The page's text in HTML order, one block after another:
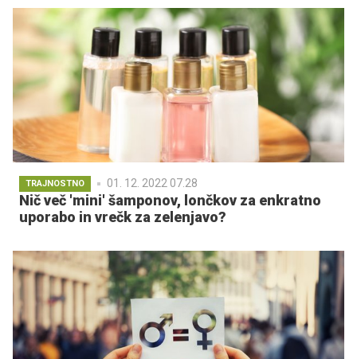
TRAJNOSTNO 01. 12. 2022 07.28
Nič več 'mini' šamponov, lončkov za enkratno
uporabo in vrečk za zelenjavo?